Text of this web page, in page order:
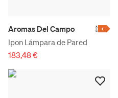
Aromas Del Campo
Ipon Lámpara de Pared
F
183,48 €